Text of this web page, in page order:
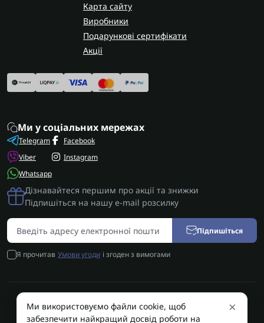
Карта сайту
Виробники
Подарункові сертифікати
Акції
Ми у соціальних мережах
Telegram
Viber
Whatsapp
Facebook
Instagram
Дізнавайтеся першим про акції та знижки
Підпишіться на нашу e-mail розсилку
Підпишіться
Я прочитав Умови угоди і згоден з вимогами
AUTOSHIFT | Запчастини АКПП | Ремонт АКПП © 2026 ×
Ми використовуємо файли cookie, щоб
забезпечити найкращий досвід роботи на